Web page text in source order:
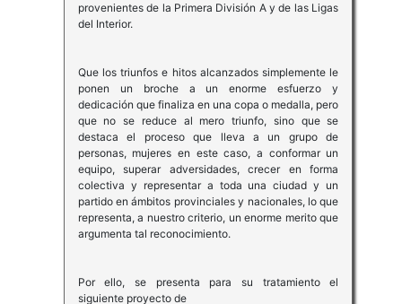
provenientes de la Primera División A y de las Ligas
del Interior.
Que los triunfos e hitos alcanzados simplemente le
ponen un broche a un enorme esfuerzo y
dedicación que finaliza en una copa o medalla, pero
que no se reduce al mero triunfo, sino que se
destaca el proceso que lleva a un grupo de
personas, mujeres en este caso, a conformar un
equipo, superar adversidades, crecer en forma
colectiva y representar a toda una ciudad y un
partido en ámbitos provinciales y nacionales, lo que
representa, a nuestro criterio, un enorme merito que
argumenta tal reconocimiento.
Por ello, se presenta para su tratamiento el
siguiente proyecto de